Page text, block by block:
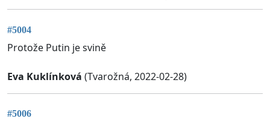
#5004
Protože Putin je svině
Eva Kuklínková (Tvarožná, 2022-02-28)
#5006